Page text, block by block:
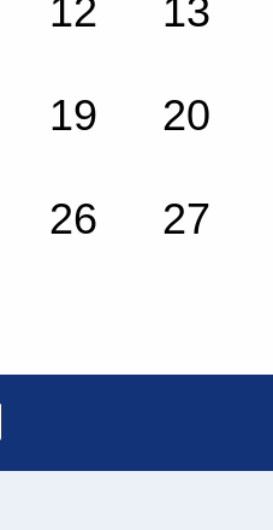
12 13
19 20
26 27